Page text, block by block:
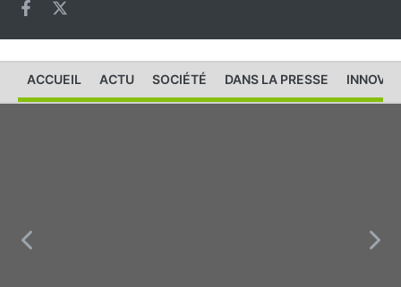
ACCUEIL ACTU SOCIÉTÉ DANS LA PRESSE